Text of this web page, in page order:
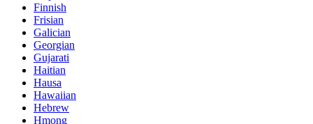
Finnish
Frisian
Galician
Georgian
Gujarati
Haitian
Hausa
Hawaiian
Hebrew
Hmong